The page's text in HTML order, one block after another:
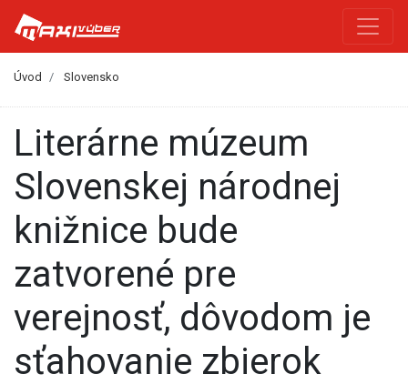
Úvod Slovensko
Literárne múzeum
Slovenskej národnej
knižnice bude
zatvorené pre
verejnosť, dôvodom je
sťahovanie zbierok